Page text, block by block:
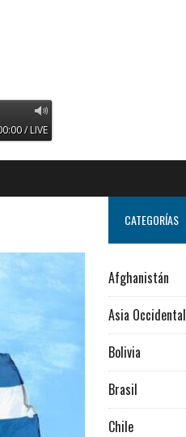
/ LIVE
CATEGORÍAS
Afghanistán
Asia Occidental
Bolivia
Brasil
Chile